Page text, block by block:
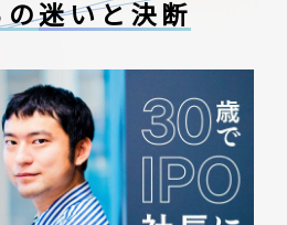
の迷いと決断